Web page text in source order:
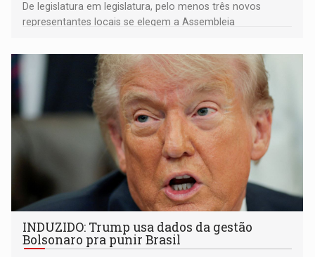
De legislatura em legislatura, pelo menos três novos
representantes locais se elegem a Assembleia
INDUZIDO: Trump usa dados da gestão
Bolsonaro pra punir Brasil